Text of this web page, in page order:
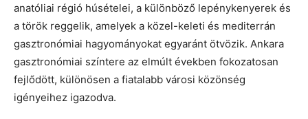
anatóliai régió húsételei, a különböző lepénykenyerek és
a török reggelik, amelyek a közel-keleti és mediterrán
gasztronómiai hagyományokat egyaránt ötvözik. Ankara
gasztronómiai színtere az elmúlt években fokozatosan
fejlődött, különösen a fiatalabb városi közönség
igényeihez igazodva.